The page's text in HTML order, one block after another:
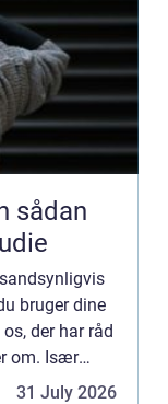
bruger dine
der har råd
om. Især
og maskiner
31 July 2026